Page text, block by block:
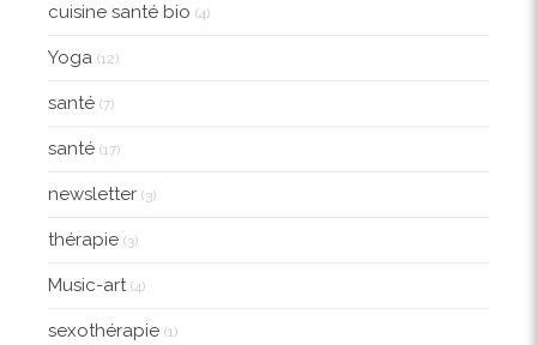
cuisine santé bio (4)
Yoga (12)
santé (7)
santé (17)
newsletter (3)
thérapie (3)
Music-art (4)
sexothérapie (1)